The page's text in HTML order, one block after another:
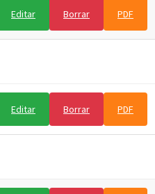
Editar Borrar PDF
Editar Borrar PDF